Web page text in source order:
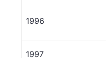
1996
1997